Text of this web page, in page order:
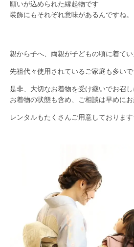
願いが込められた縁起物です
装飾にもそれぞれ意味があるんですね。
親から子へ、両親が子どもの頃に着て
先祖代々使用されているご家庭も多いで
是非、大切なお着物を受け継いでお召し
お着物の状態も含め、ご相談は早めにお
レンタルもたくさんご用意しておりま